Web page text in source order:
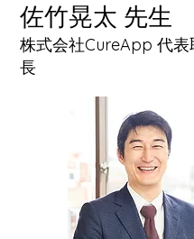
佐竹晃太 先生
株式会社CureApp 代表
長